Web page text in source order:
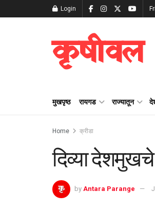
Login
कृषीवल
मुखपृष्ठ रायगड राज्यातून
Home क्रीडा
दिव्या
by Antara Parange